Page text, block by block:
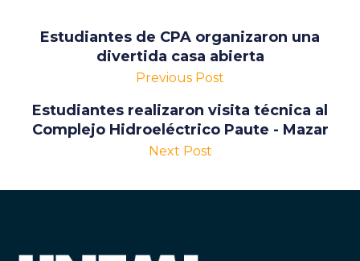
Estudiantes de CPA organizaron una
divertida casa abierta
Previous Post
Estudiantes realizaron visita técnica al
Complejo Hidroeléctrico Paute - Mazar
Next Post